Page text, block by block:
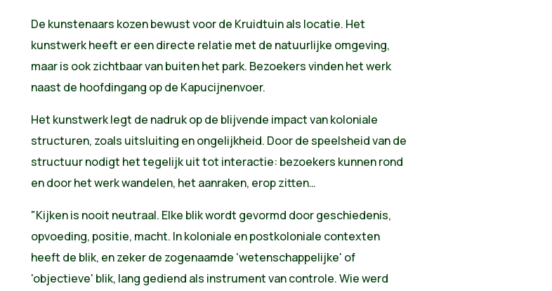
De kunstenaars kozen bewust voor de Kruidtuin als locatie. Het
kunstwerk heeft er een directe relatie met de natuurlijke omgeving,
maar is ook zichtbaar van buiten het park. Bezoekers vinden het werk
naast de hoofdingang op de Kapucijnenvoer.
Het kunstwerk legt de nadruk op de blijvende impact van koloniale
structuren, zoals uitsluiting en ongelijkheid. Door de speelsheid van de
structuur nodigt het tegelijk uit tot interactie: bezoekers kunnen rond
en door het werk wandelen, het aanraken, erop zitten…
"Kijken is nooit neutraal. Elke blik wordt gevormd door geschiedenis,
opvoeding, positie, macht. In koloniale en postkoloniale contexten
heeft de blik, en zeker de zogenaamde 'wetenschappelijke' of
'objectieve' blik, lang gediend als instrument van controle. Wie werd